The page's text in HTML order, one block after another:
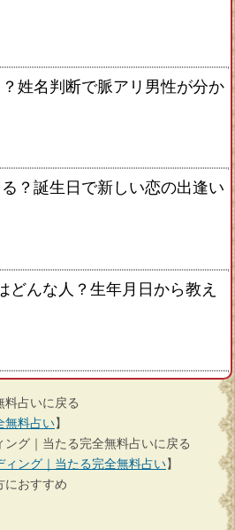
姓名判断で脈アリ男性が分か
？誕生日で新しい恋の出逢い
どんな人？生年月日から教え
料占いに戻る
無料占い】
グ｜当たる完全無料占いに戻る
ィング｜当たる完全無料占い】
におすすめ